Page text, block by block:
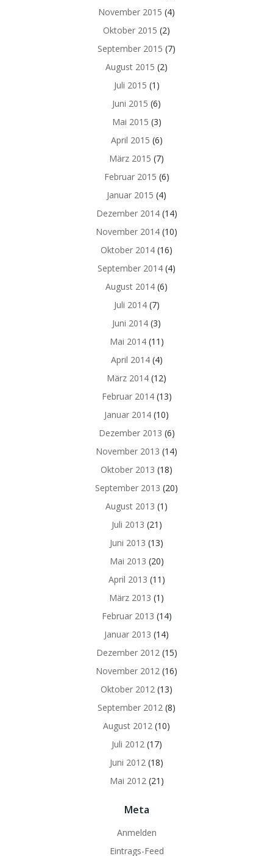
November 2015 (4)
Oktober 2015 (2)
September 2015 (7)
August 2015 (2)
Juli 2015 (1)
Juni 2015 (6)
Mai 2015 (3)
April 2015 (6)
März 2015 (7)
Februar 2015 (6)
Januar 2015 (4)
Dezember 2014(14)
November 2014 (10)
Oktober 2014 (16)
September 2014 (4)
August 2014 (6)
Juli 2014(7)
Juni 2014 (3)
Mai 2014(11)
April 2014(4)
März 2014 (12)
Februar 2014(13)
Januar 2014 (10)
Dezember 2013 (6)
November 2013 (14)
Oktober 2013 (18)
September 2013 (20)
August 2013 (1)
Juli 2013 (21)
Juni 2013 (13)
Mai 2013 (20)
April 2013 (11)
März 2013 (1)
Februar 2013 (14)
Januar 2013 (14)
Dezember 2012(15)
November 2012 (16)
Oktober 2012 (13)
September 2012 (8)
August 2012 (10)
Juli 2012(17)
Juni 2012 (18)
Mai 2012(21)
Meta
Anmelden
Eintrags-Feed